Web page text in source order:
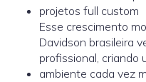
projetos full custom
Esse crescimento
Davidson brasileira
profissional, criando
ambiente cada vez